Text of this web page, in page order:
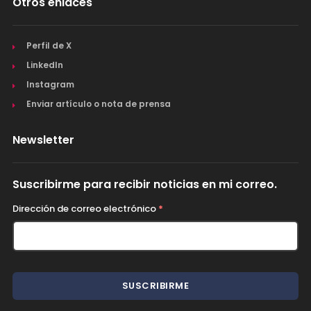
Perfil de X
LinkedIn
Instagram
Enviar artículo o nota de prensa
Newsletter
Suscribirme para recibir noticias en mi correo.
Dirección de correo electrónico *